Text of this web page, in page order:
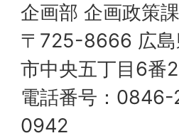
企画部 企画政策課
〒725-8666 広島
市中央五丁目6番
電話番号：
0942